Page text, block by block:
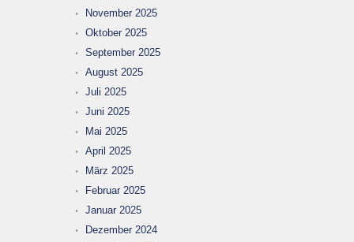
November 2025
Oktober 2025
September 2025
August 2025
Juli 2025
Juni 2025
Mai 2025
April 2025
März 2025
Februar 2025
Januar 2025
Dezember 2024